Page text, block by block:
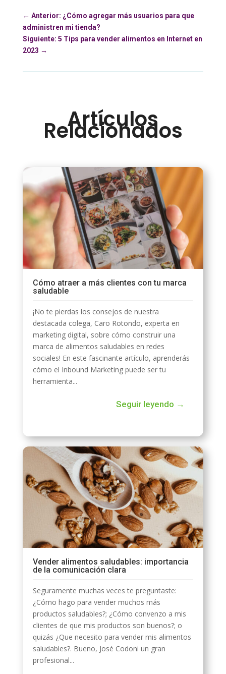
← Anterior: ¿Cómo agregar más usuarios para que
administren mi tienda?
Siguiente: 5 Tips para vender alimentos en Internet en
2023 →
Artículos
Relacionados
Cómo atraer a más clientes con tu marca
saludable
¡No te pierdas los consejos de nuestra
destacada colega, Caro Rotondo, experta en
marketing digital, sobre cómo construir una
marca de alimentos saludables en redes
sociales! En este fascinante artículo, aprenderás
cómo el Inbound Marketing puede ser tu
herramienta...
Seguir leyendo →
Vender alimentos saludables: importancia
de la comunicación clara
Seguramente muchas veces te preguntaste:
¿Cómo hago para vender muchos más
productos saludables?; ¿Cómo convenzo a mis
clientes de que mis productos son buenos?; o
quizás ¿Que necesito para vender mis alimentos
saludables?. Bueno, José Codoni un gran
profesional...